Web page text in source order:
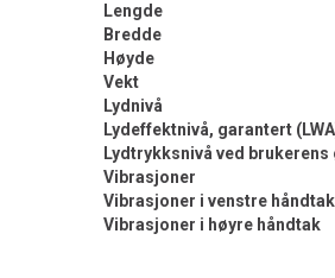
Lengde
Bredde
Høyde
Vekt
Lydnivå
Lydeffektnivå, garantert
Lydtrykksnivå ved brukerens
Vibrasjoner
Vibrasjoner i venstre håndtak
Vibrasjoner i høyre håndtak